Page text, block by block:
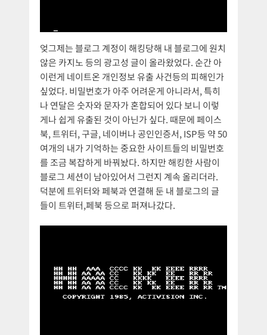
엊그제는 블로그 계정이 해킹당해 내 블로그에 원치
않은 카지노 등의 광고성 글이 올라왔었다. 순간 아
이런게 네이트온 개인정보 유출 사건등의 피해인가
싶었다. 비밀번호가 아주 어려운게 아니라서, 특히
나 연달은 숫자와 문자가 혼합되어 있다 보니 이렇
게나 쉽게 유출된 것이 아닌가 싶다. 때문에 페이스
북, 트위터, 구글, 네이버나 공인인증서, ISP등 약 50
여개의 내가 기억하는 중요한 사이트들의 비밀번호
를 조금 복잡하게 바꿔놨다. 하지만 해킹한 사람이
블로그 세션이 남아있어서 그런지 계속 올리더라.
덕분에 트위터와 페북과 연결해 둔 내 블로그의 글
들이 트위터,페북 등으로 퍼져나갔다.